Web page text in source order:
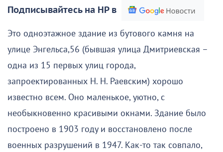
Подписывайтесь на НР в
Это одноэтажное здание из бутового камня на
улице Энгельса,56 (бывшая улица Дмитриевская –
одна из 15 первых улиц города,
запроектированных Н. Н. Раевским) хорошо
известно всем. Оно маленькое, уютно, с
необыкновенно красивыми окнами. Здание было
построено в 1903 году и восстановлено после
военных разрушений в 1947. Как-то так совпало,